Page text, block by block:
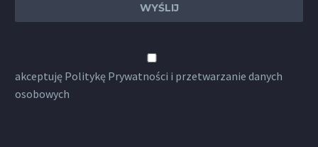
akceptuję Politykę Prywatności i przetwarzanie danych
osobowych